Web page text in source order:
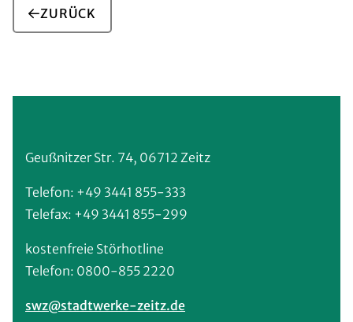
ZURÜCK
Geußnitzer Str. 74, 06712 Zeitz
Telefon: +49 3441 855-333
Telefax: +49 3441 855-299
kostenfreie Störhotline
Telefon: 0800-855 2220
swz@stadtwerke-zeitz.de